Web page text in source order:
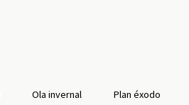
Ola invernal
Plan éxodo